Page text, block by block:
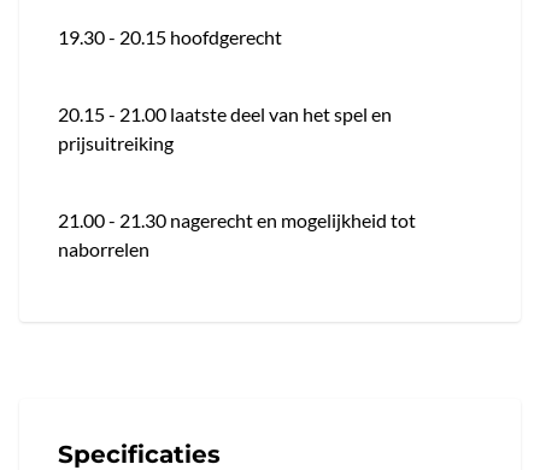
19.30 - 20.15 hoofdgerecht
20.15 - 21.00 laatste deel van het spel en
prijsuitreiking
21.00 - 21.30 nagerecht en mogelijkheid tot
naborrelen
Specificaties